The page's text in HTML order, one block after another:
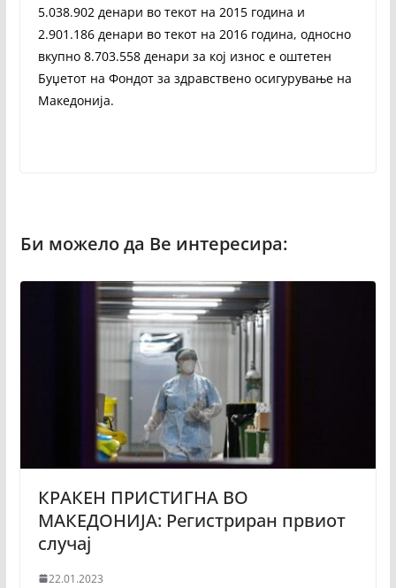
5.038.902 денари во текот на 2015 година и
2.901.186 денари во текот на 2016 година, односно
вкупно 8.703.558 денари за кој износ е оштетен
Буџетот на Фондот за здравствено осигурување на
Македонија.
КРАКЕН ПРИСТИГНА ВО
МАКЕДОНИЈА: Регистриран првиот
случај
22.01.2023